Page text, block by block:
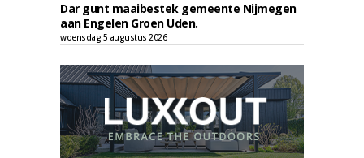
Dar gunt maaibestek gemeente Nijmegen
aan Engelen Groen Uden.
woensdag 5 augustus 2026